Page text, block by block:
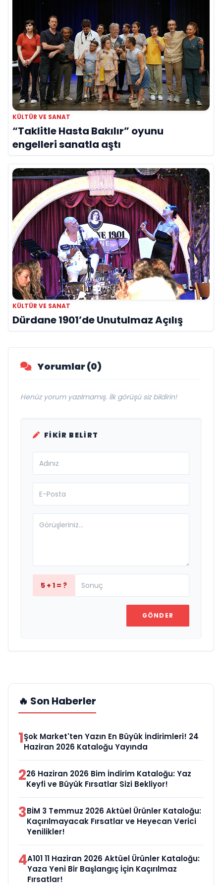
KÜLTÜR VE SANAT
“Taklitle Hasta Bakılır” oyunu
engelleri sanatla aştı
KÜLTÜR VE SANAT
Dürdane 1901’de Unutulmaz Açılış
Yorumlar (0)
Henüz yorum yazılmamış. İlk görüşü siz bildirin!
FIKIR BELIRT
5 + 1 = ?
GÖNDER
🔥 Son Haberler
1Şok Market'ten Yazın En Büyük İndirimleri! 24
Haziran 2026 Kataloğu Yayında
226 Haziran 2026 Bim İndirim Kataloğu: Yaz
Keyfi ve Büyük Fırsatlar Sizi Bekliyor!
3BİM 3 Temmuz 2026 Aktüel Ürünler Kataloğu:
Kaçırılmayacak Fırsatlar ve Heyecan Verici
Yenilikler!
4A101 11 Haziran 2026 Aktüel Ürünler Kataloğu:
Yaza Yeni Bir Başlangıç İçin Kaçırılmaz
Fırsatlar!